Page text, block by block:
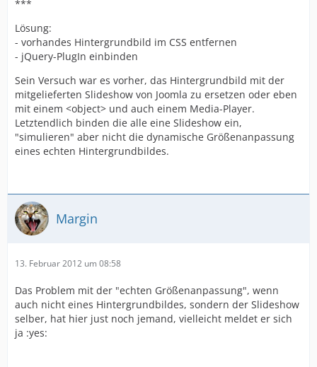
***
Lösung:
- vorhandes Hintergrundbild im CSS entfernen
- jQuery-PlugIn einbinden
Sein Versuch war es vorher, das Hintergrundbild mit der
mitgelieferten Slideshow von Joomla zu ersetzen oder eben
mit einem <object> und auch einem Media-Player.
Letztendlich binden die alle eine Slideshow ein,
"simulieren" aber nicht die dynamische Größenanpassung
eines echten Hintergrundbildes.
Margin
13. Februar 2012 um 08:58
Das Problem mit der "echten Größenanpassung", wenn
auch nicht eines Hintergrundbildes, sondern der Slideshow
selber, hat hier just noch jemand, vielleicht meldet er sich
ja :yes: